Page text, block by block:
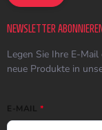
NEWSLETTER
Legen Sie Ihre E-
neue Produkte in
E-MAIL